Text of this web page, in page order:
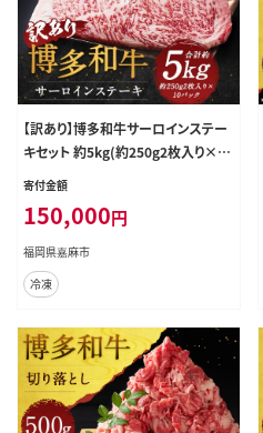
【訳あり】博多和牛サーロインステー
キセット 約5kg(約250g2枚入り×10
パック)
寄付金額
150,000円
福岡県嘉麻市
冷凍